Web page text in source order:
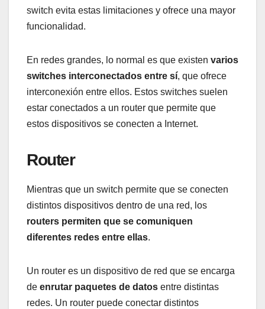
switch evita estas limitaciones y ofrece una mayor
funcionalidad.
En redes grandes, lo normal es que existen varios
switches interconectados entre sí, que ofrece
interconexión entre ellos. Estos switches suelen
estar conectados a un router que permite que
estos dispositivos se conecten a Internet.
Router
Mientras que un switch permite que se conecten
distintos dispositivos dentro de una red, los
routers permiten que se comuniquen
diferentes redes entre ellas.
Un router es un dispositivo de red que se encarga
de enrutar paquetes de datos entre distintas
redes. Un router puede conectar distintos